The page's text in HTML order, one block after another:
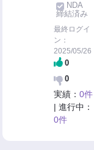
NDA
締結済み
最終ログイ
ン：
2025/05/26
0
0
実績：0件
| 進行中：
0件